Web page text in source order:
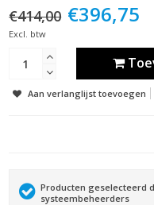
€414,00 €396,75
Excl. btw
Aan verlanglijst toevoegen
Producten geselecteerd
systeembeheerders